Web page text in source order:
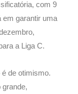
com 9
em garantir uma
a Liga C.
de otimismo.
grande,